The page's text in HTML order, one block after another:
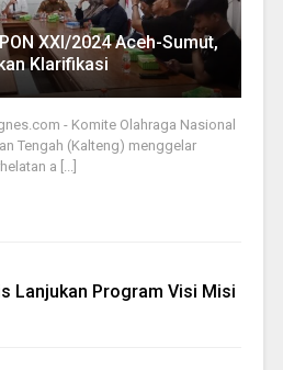
XXI/2024 Aceh-Sumut,
Klarifikasi
- Komite Olahraga Nasional
Tengah (Kalteng) menggelar
a [...]
Lanjukan Program Visi Misi